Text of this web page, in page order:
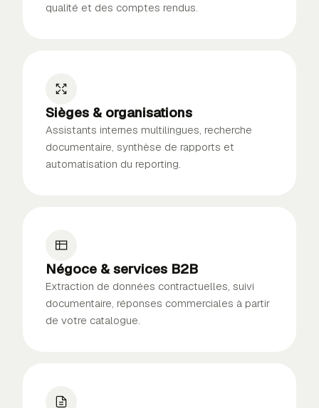
qualité et des comptes rendus.
Sièges & organisations
Assistants internes multilingues, recherche
documentaire, synthèse de rapports et
automatisation du reporting.
Négoce & services B2B
Extraction de données contractuelles, suivi
documentaire, réponses commerciales à partir
de votre catalogue.